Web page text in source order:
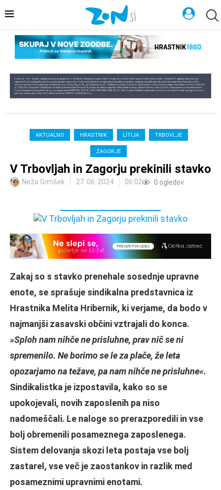
AKTUALNO HRASTNIK LITIJA TRBOVLJE
ZAGORJE
V Trbovljah in Zagorju prekinili stavko
Neža Grmšek 27. 06. 2024 06:02 0 ogledov
Zakaj so s stavko prenehale sosednje upravne
enote, se sprašuje sindikalna predstavnica iz
Hrastnika Melita Hribernik, ki verjame, da bodo v
najmanjši zasavski občini vztrajali do konca.
»Sploh nam nihče ne prisluhne, prav nič se ni
spremenilo. Ne borimo se le za plače, že leta
opozarjamo na težave, pa nam nihče ne prisluhne«.
Sindikalistka je izpostavila, kako so se
upokojevali, novih zaposlenih pa niso
nadomeščali. Le naloge so prerazporedili in vse
bolj obremenili posameznega zaposlenega.
Sistem delovanja skozi leta postaja vse bolj
zastarel, vse več je zaostankov in razlik med
posameznimi upravnimi enotami.